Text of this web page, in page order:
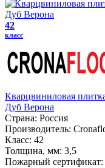
42
класс
Кварцвиниловая
Дуб Верона
Страна: Россия
Производитель:
Класс: 42
Толщина, мм: 3,5
Пожарный сертификат: